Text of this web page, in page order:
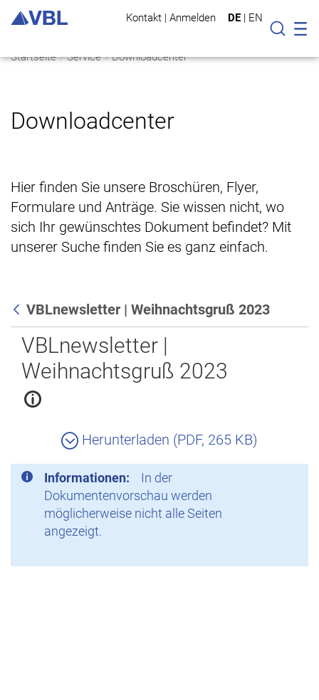
Kontakt | Anmelden DE | EN
Suche
Startseite Service Downloadcenter
Downloadcenter
Hier finden Sie unsere Broschüren, Flyer,
Formulare und Anträge. Sie wissen nicht, wo
sich Ihr gewünschtes Dokument befindet? Mit
unserer Suche finden Sie es ganz einfach.
Zurück
VBLnewsletter | Weihnachtsgruß 2023
VBLnewsletter |
Weihnachtsgruß 2023
Herunterladen (PDF, 265 KB)
Informationen:
In der
Dokumentenvorschau werden
möglicherweise nicht alle Seiten
angezeigt.